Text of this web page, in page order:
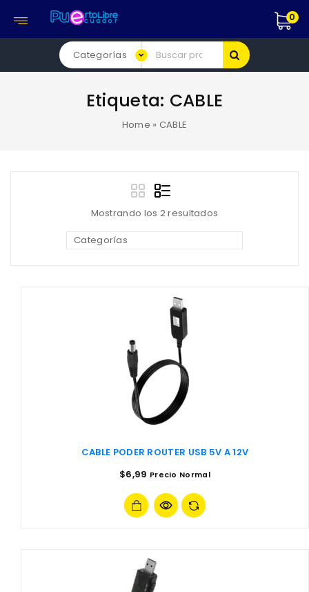
0
Etiqueta: CABLE
Home » CABLE
Mostrando los 2 resultados
CABLE PODER ROUTER USB 5V A 12V
$6,99 Precio Normal